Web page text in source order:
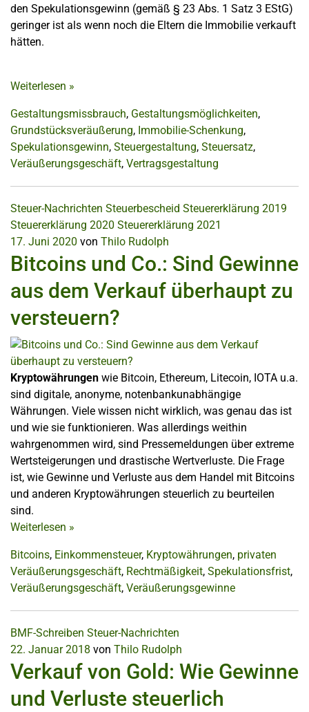
den Spekulationsgewinn (gemäß § 23 Abs. 1 Satz 3 EStG)
geringer ist als wenn noch die Eltern die Immobilie verkauft
hätten.
Weiterlesen »
Gestaltungsmissbrauch, Gestaltungsmöglichkeiten,
Grundstücksveräußerung, Immobilie-Schenkung,
Spekulationsgewinn, Steuergestaltung, Steuersatz,
Veräußerungsgeschäft, Vertragsgestaltung
Steuer-Nachrichten Steuerbescheid Steuererklärung 2019
Steuererklärung 2020 Steuererklärung 2021
17. Juni 2020 von Thilo Rudolph
Bitcoins und Co.: Sind Gewinne
aus dem Verkauf überhaupt zu
versteuern?
Kryptowährungen wie Bitcoin, Ethereum, Litecoin, IOTA u.a.
sind digitale, anonyme, notenbankunabhängige
Währungen. Viele wissen nicht wirklich, was genau das ist
und wie sie funktionieren. Was allerdings weithin
wahrgenommen wird, sind Pressemeldungen über extreme
Wertsteigerungen und drastische Wertverluste. Die Frage
ist, wie Gewinne und Verluste aus dem Handel mit Bitcoins
und anderen Kryptowährungen steuerlich zu beurteilen
sind.
Weiterlesen »
Bitcoins, Einkommensteuer, Kryptowährungen, privaten
Veräußerungsgeschäft, Rechtmäßigkeit, Spekulationsfrist,
Veräußerungsgeschäft, Veräußerungsgewinne
BMF-Schreiben Steuer-Nachrichten
22. Januar 2018 von Thilo Rudolph
Verkauf von Gold: Wie Gewinne
und Verluste steuerlich